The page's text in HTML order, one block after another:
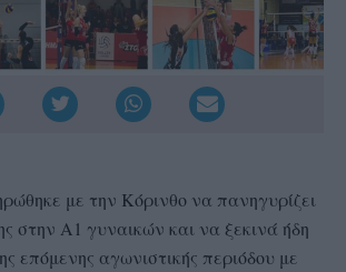
με την Κόρινθο να πανηγυρίζει
στην Α1 γυναικών και να ξεκινά ήδη
επόμενης αγωνιστικής περιόδου με